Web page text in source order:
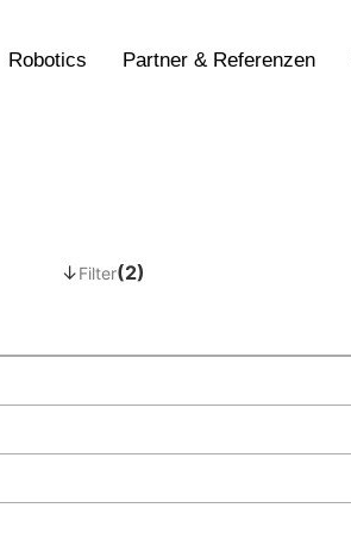
Robotics Partner & Referenzen
↓Filter(2)